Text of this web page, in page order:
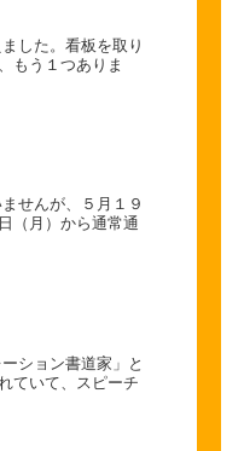
した。看板を取り
もう１つありま
せんが、５月１９
（月）から通常通
ション書道家」と
ていて、スピーチ